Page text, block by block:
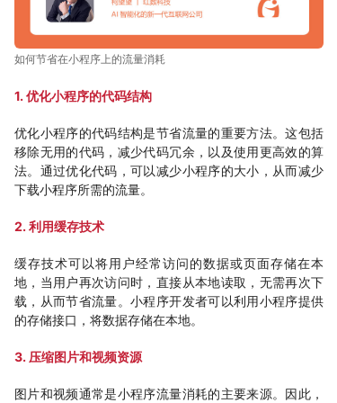
如何节省在小程序上的流量消耗
1. 优化小程序的代码结构
优化小程序的代码结构是节省流量的重要方法。这包括
移除无用的代码，减少代码冗余，以及使用更高效的算
法。通过优化代码，可以减少小程序的大小，从而减少
下载小程序所需的流量。
2. 利用缓存技术
缓存技术可以将用户经常访问的数据或页面存储在本
地，当用户再次访问时，直接从本地读取，无需再次下
载，从而节省流量。小程序开发者可以利用小程序提供
的存储接口，将数据存储在本地。
3. 压缩图片和视频资源
图片和视频通常是小程序流量消耗的主要来源。因此，